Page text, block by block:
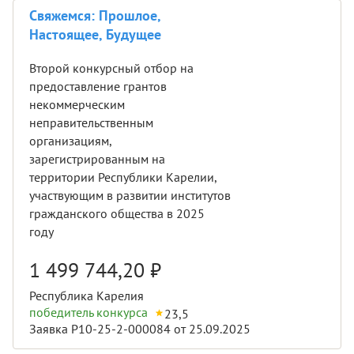
Свяжемся: Прошлое,
Настоящее, Будущее
Второй конкурсный отбор на
предоставление грантов
некоммерческим
неправительственным
организациям,
зарегистрированным на
территории Республики Карелии,
участвующим в развитии институтов
гражданского общества в 2025
году
1 499 744,20 ₽
Республика Карелия
победитель конкурса
23,5
Заявка Р10-25-2-000084 от 25.09.2025